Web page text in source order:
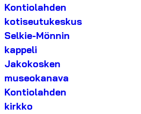
Kontiolahden
kotiseutukeskus
Selkie-Mönnin
kappeli
Jakokosken
museokanava
Kontiolahden
kirkko